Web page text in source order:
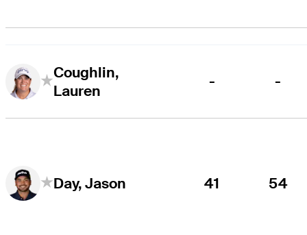
Coughlin,
Lauren
- -
Day, Jason 41 54